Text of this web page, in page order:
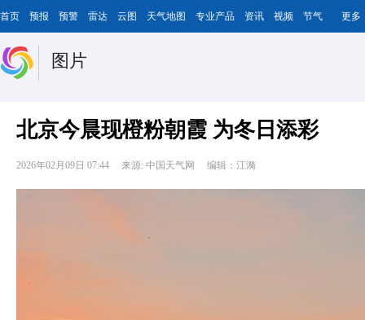
首页 预报 预警 雷达 云图 天气地图 专业产品 资讯 视频 节气 更多
图片
北京今晨现橙粉朝霞 为冬日添彩
2026年02月09日 07:44 来源: 中国天气网 编辑：江漪